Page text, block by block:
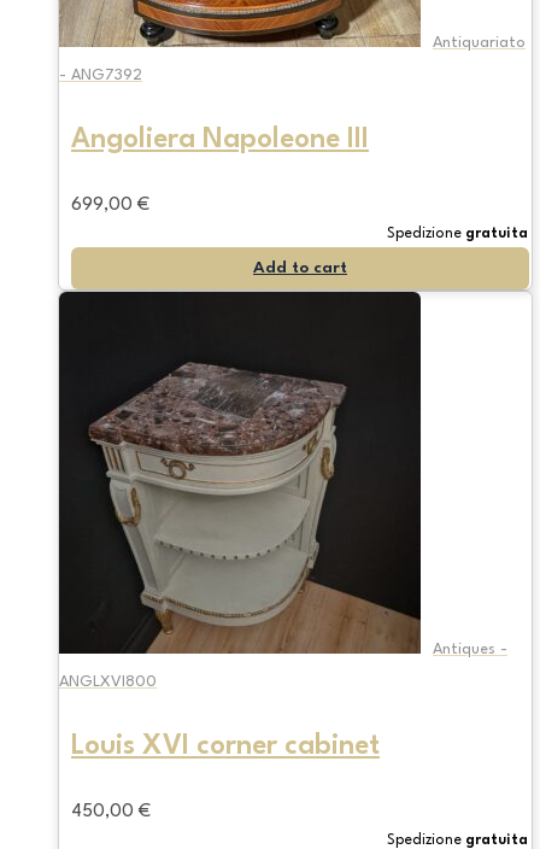
Antiquariato
- ANG7392
Angoliera Napoleone III
699,00 €
Spedizione gratuita
Add to cart
Antiques -
ANGLXVI800
Louis XVI corner cabinet
450,00 €
Spedizione gratuita